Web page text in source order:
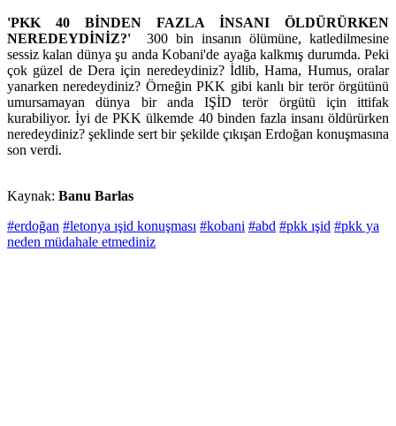
'PKK 40 BİNDEN FAZLA İNSANI ÖLDÜRÜRKEN
NEREDEYDİNİZ?'
300 bin insanın ölümüne, katledilmesine
sessiz kalan dünya şu anda Kobani'de ayağa kalkmış durumda. Peki
çok güzel de Dera için neredeydiniz? İdlib, Hama, Humus, oralar
yanarken neredeydiniz? Örneğin PKK gibi kanlı bir terör örgütünü
umursamayan dünya bir anda IŞİD terör örgütü için ittifak
kurabiliyor. İyi de PKK ülkemde 40 binden fazla insanı öldürürken
neredeydiniz? şeklinde sert bir şekilde çıkışan Erdoğan konuşmasına
son verdi.
Kaynak: Banu Barlas
#erdoğan #letonya ışid konuşması #kobani #abd #pkk ışid #pkk ya
neden müdahale etmediniz